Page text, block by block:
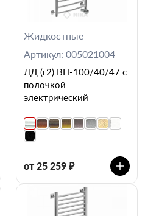
Жидкостные
Артикул: 005021004
ЛД (г2) ВП-100/40/47 с
полочкой
электрический
от 25 259 ₽